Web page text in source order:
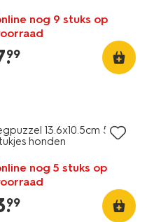
nog 9 stuks op
.
99
13.6x10.5cm 500
honden
nog 5 stuks op
.
99